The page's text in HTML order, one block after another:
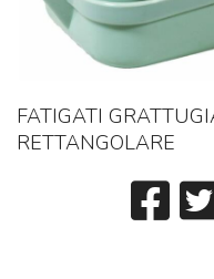
FATIGATI
RETTANGOLARE